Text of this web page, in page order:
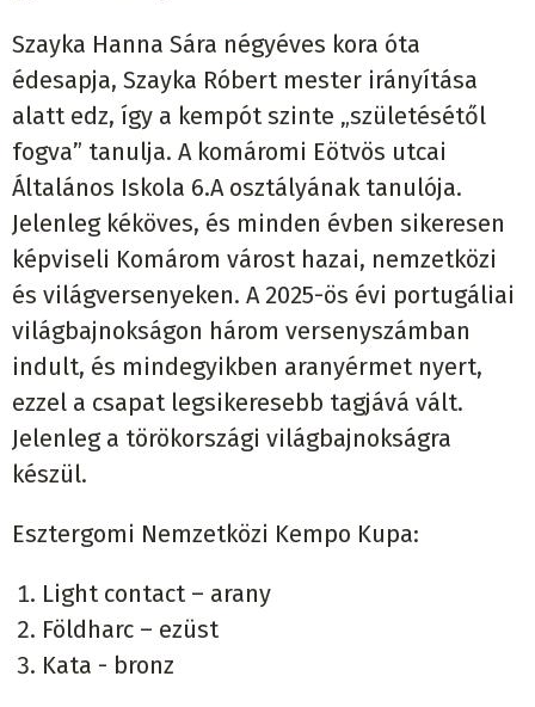
Szayka Hanna Sára négyéves kora óta
édesapja, Szayka Róbert mester irányítása
alatt edz, így a kempót szinte „születésétől
fogva” tanulja. A komáromi Eötvös utcai
Általános Iskola 6.A osztályának tanulója.
Jelenleg kéköves, és minden évben sikeresen
képviseli Komárom várost hazai, nemzetközi
és világversenyeken. A 2025-ös évi portugáliai
világbajnokságon három versenyszámban
indult, és mindegyikben aranyérmet nyert,
ezzel a csapat legsikeresebb tagjává vált.
Jelenleg a törökországi világbajnokságra
készül.
Esztergomi Nemzetközi Kempo Kupa:
Light contact – arany
Földharc – ezüst
Kata - bronz